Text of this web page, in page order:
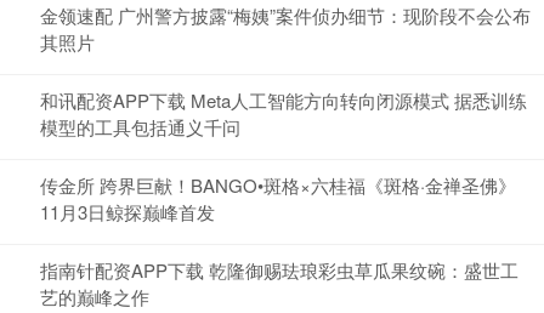
金领速配 广州警方披露“梅姨”案件侦办细节：现阶段不会公布
其照片
和讯配资APP下载 Meta人工智能方向转向闭源模式 据悉训练
模型的工具包括通义千问
传金所 跨界巨献！BANGO•斑格×六桂福《斑格·金禅圣佛》
11月3日鲸探巅峰首发
指南针配资APP下载 乾隆御赐珐琅彩虫草瓜果纹碗：盛世工
艺的巅峰之作